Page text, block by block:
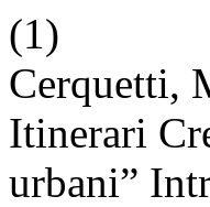
(1)
Cerquetti,
Itinerari
urbani”